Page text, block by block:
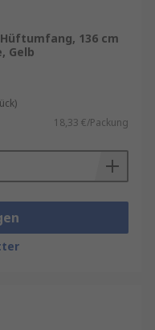
Hüftumfang, 136 cm
Gelb
18,33 €/Packung